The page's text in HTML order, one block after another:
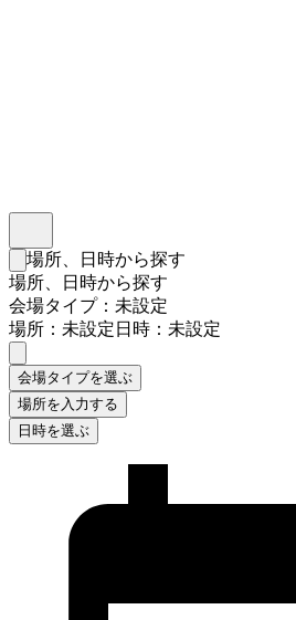
検索フォームを閉じる
場所、日時から探す
場所、日時から探す
会場タイプ：未設定
場所：未設定日時：未設定
会場タイプを選ぶ
場所を入力する
日時を選ぶ